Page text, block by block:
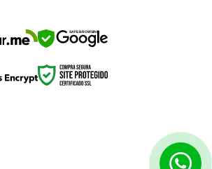
SAFE BROWSING